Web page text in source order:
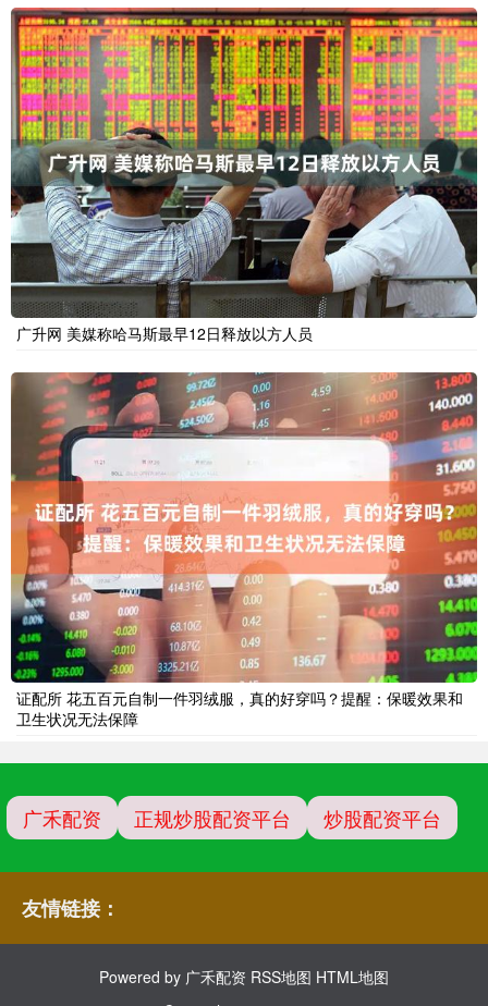
广升网 美媒称哈马斯最早12日释放以方人员
证配所 花五百元自制一件羽绒服，真的好穿吗？提醒：保暖效果和
卫生状况无法保障
广禾配资 正规炒股配资平台 炒股配资平台
友情链接：
Powered by 广禾配资 RSS地图 HTML地图